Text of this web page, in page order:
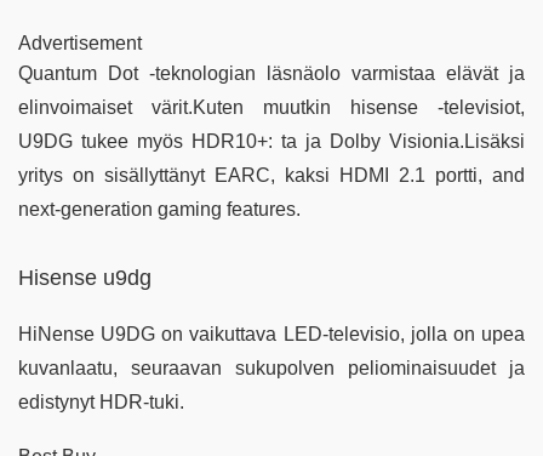
Advertisement
Quantum Dot -teknologian läsnäolo varmistaa elävät ja
elinvoimaiset värit.Kuten muutkin hisense -televisiot,
U9DG tukee myös HDR10+: ta ja Dolby Visionia.Lisäksi
yritys on sisällyttänyt EARC, kaksi HDMI 2.1 portti, and
next-generation gaming features.
Hisense u9dg
HiNense U9DG on vaikuttava LED-televisio, jolla on upea
kuvanlaatu, seuraavan sukupolven peliominaisuudet ja
edistynyt HDR-tuki.